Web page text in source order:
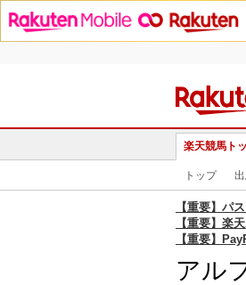
楽天競馬ト
トップ
【重要】パ
【重要】楽
【重要】
アル